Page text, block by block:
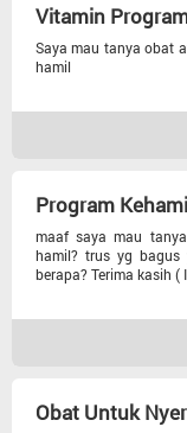
Vitamin
Saya mau tanya obat
hamil
Program
maaf saya mau
hamil? trus yg bagus
berapa? Terima kasih (
Obat Untuk